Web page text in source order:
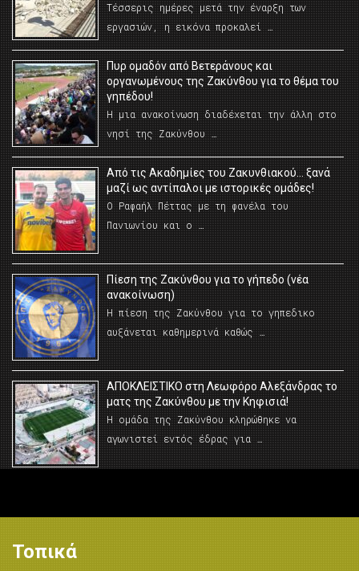
Τέσσερις ημέρες μετά την έναρξη των
εργασιών, η εικόνα προκαλεί …
Πυρ ομαδόν από Βετεράνους και
οργανωμένους της Ζακύνθου για το θέμα του
γηπέδου!
Η μια ανακοίνωση διαδέχεται την άλλη στο
νησί της Ζακύνθου …
Από τις Ακαδημίες του Ζακυνθιακού… ξανά
μαζί ως αντίπαλοι με ιστορικές ομάδες!
Ο Ραφαήλ Πέττας με τη φανέλα του
Πανιωνίου και ο …
Πίεση της Ζακύνθου για το γήπεδο (νέα
ανακοίνωση)
Η πίεση της Ζακύνθου για το γηπεδικο
αυξάνεται καθημερινά καθώς …
AΠΟΚΛΕΙΣΤΙΚΟ στη Λεωφόρο Αλεξάνδρας το
ματς της Ζακύνθου με την Κηφισιά!
Η ομάδα της Ζακύνθου κληρώθηκε να
αγωνιστεί εντός έδρας για …
Τοπικά